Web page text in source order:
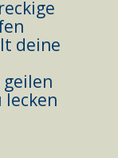
deine
lecken